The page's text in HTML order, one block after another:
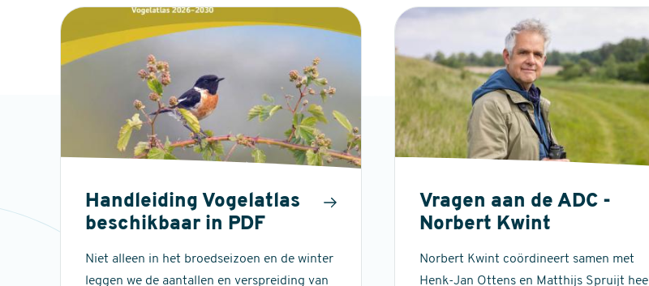
Handleiding Vogelatlas
beschikbaar in PDF
Niet alleen in het broedseizoen en de winter
leggen we de aantallen en verspreiding van
Vragen aan de ADC -
Norbert Kwint
Norbert Kwint coördineert samen met
Henk-Jan Ottens en Matthijs Spruijt heel